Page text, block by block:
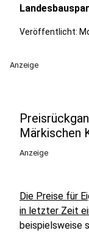
Veröffentlicht:
Anzeige
Märkischen
Anzeige
Die Preise für
in letzter Zeit
beispielsweise